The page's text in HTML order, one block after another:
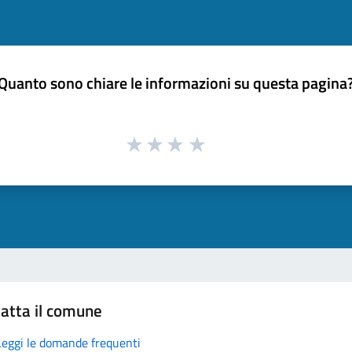
sono chiare le informazioni su questa
il comune
le domande frequenti